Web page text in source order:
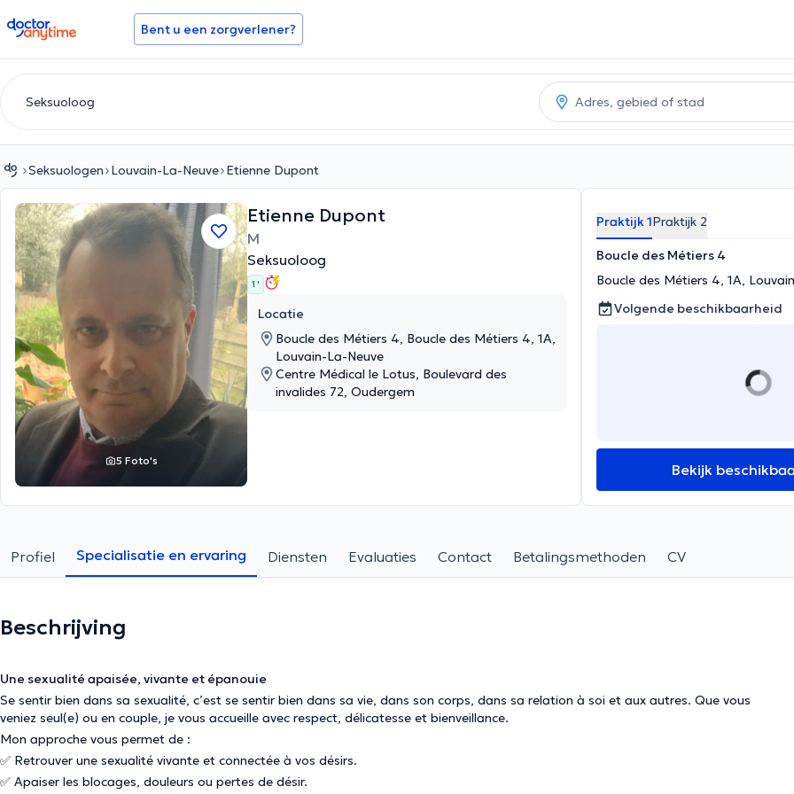
doctoranytime Bent u een zorgverlener?
Seksuologen Louvain-La-Neuve Etienne Dupont
5 Foto's
Etienne Dupont
M
Seksuoloog
1 '
Locatie
Boucle des Métiers 4, Boucle des Métiers 4, 1A,
Louvain-La-Neuve
Centre Médical le Lotus, Boulevard des
invalides 72, Oudergem
Praktijk 1Praktijk 2
Boucle des Métiers 4
Boucle des Métiers 4, 1A,
Volgende beschikbaarheid
Bekijk
Profiel Specialisatie en ervaring Diensten Evaluaties Contact Betalingsmethoden CV
Beschrijving
Une sexualité apaisée, vivante et épanouie
Se sentir bien dans sa sexualité, c’est se sentir bien dans sa vie, dans son corps, dans sa relation à soi et aux autres. Que vous
veniez seul(e) ou en couple, je vous accueille avec respect, délicatesse et bienveillance.
Mon approche vous permet de :
✅ Retrouver une sexualité vivante et connectée à vos désirs.
✅ Apaiser les blocages, douleurs ou pertes de désir.